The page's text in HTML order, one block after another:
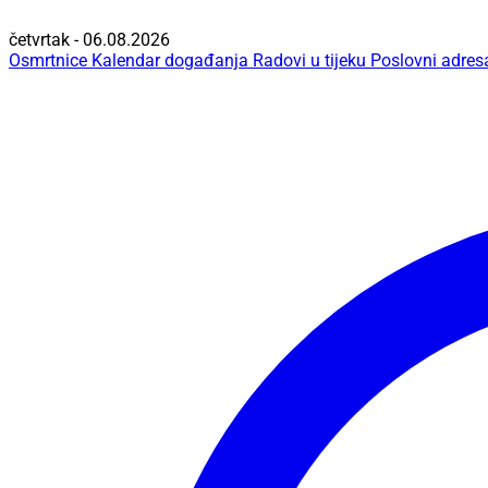
četvrtak - 06.08.2026
Osmrtnice Kalendar događanja Radovi u tijeku Poslovni